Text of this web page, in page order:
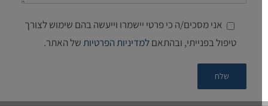
אני מסכים/ה כי פרטי יישמרו וייעשה בהם שימוש לצורך
טיפול בפנייתי, ובהתאםלמדיניות הפרטיותשל האתר.